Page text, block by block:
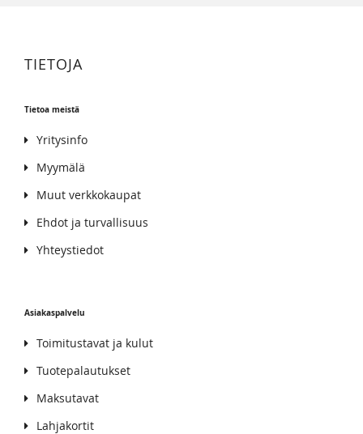
TIETOJA
Tietoa meistä
Yritysinfo
Myymälä
Muut verkkokaupat
Ehdot ja turvallisuus
Yhteystiedot
Asiakaspalvelu
Toimitustavat ja kulut
Tuotepalautukset
Maksutavat
Lahjakortit